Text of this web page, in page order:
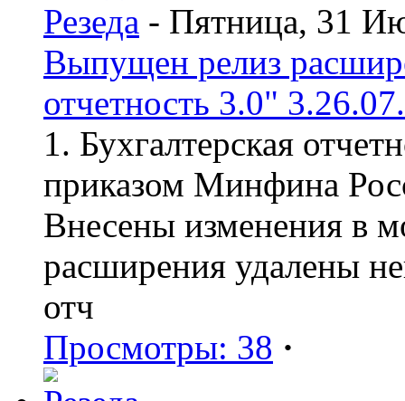
Резеда - Пятница, 31
Выпущен релиз
отчетность 3.0"
1. Бухгалтерская
приказом Минфина
Внесены изменения в
расширения удалены
отч
Просмотры: 38 ·